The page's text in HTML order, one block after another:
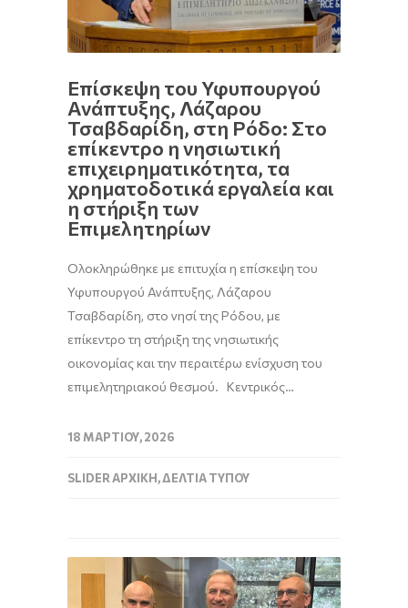
Επίσκεψη του Υφυπουργού
Ανάπτυξης, Λάζαρου
Τσαβδαρίδη, στη Ρόδο: Στο
επίκεντρο η νησιωτική
επιχειρηματικότητα, τα
χρηματοδοτικά εργαλεία και
η στήριξη των
Επιμελητηρίων
Ολοκληρώθηκε με επιτυχία η επίσκεψη του
Υφυπουργού Ανάπτυξης, Λάζαρου
Τσαβδαρίδη, στο νησί της Ρόδου, με
επίκεντρο τη στήριξη της νησιωτικής
οικονομίας και την περαιτέρω ενίσχυση του
επιμελητηριακού θεσμού. Κεντρικός…
18 ΜΑΡΤΊΟΥ, 2026
SLIDER ΑΡΧΙΚΉ,ΔΕΛΤΊΑ ΤΎΠΟΥ